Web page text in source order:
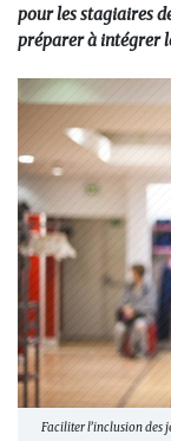
pour les stagiaires
préparer à intégrer
Faciliter l’inclusion des